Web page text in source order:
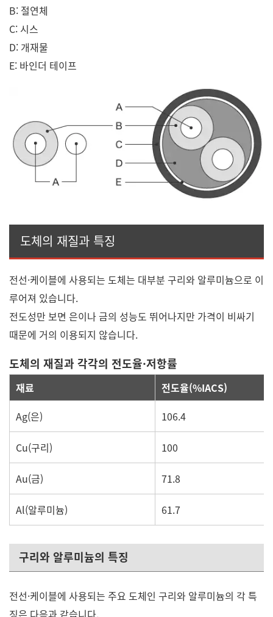
B: 절연체
C: 시스
D: 개재물
E: 바인더 테이프
도체의 재질과 특징
전선·케이블에 사용되는 도체는 대부분 구리와 알루미늄으로 이
루어져 있습니다.
전도성만 보면 은이나 금의 성능도 뛰어나지만 가격이 비싸기
때문에 거의 이용되지 않습니다.
도체의 재질과 각각의 전도율·저항률
재료
전도율(%IACS)
Ag(은)
106.4
Cu(구리) 100
Au(금) 71.8
Al(알루미늄) 61.7
구리와 알루미늄의 특징
전선·케이블에 사용되는 주요 도체인 구리와 알루미늄의 각 특
징은 다음과 같습니다.